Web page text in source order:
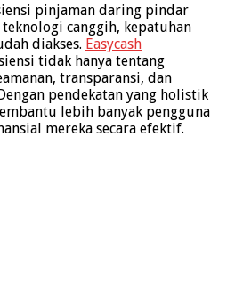
pinjaman daring pindar
canggih, kepatuhan
diakses. Easycash
tidak hanya tentang
transparansi, dan
pendekatan yang holistik
lebih banyak pengguna
mereka secara efektif.